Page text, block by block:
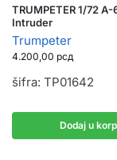
TRUMPETER 1/72 A-
Intruder
Trumpeter
4.200,00 рсд
šifra: TP01642
Dodaj u